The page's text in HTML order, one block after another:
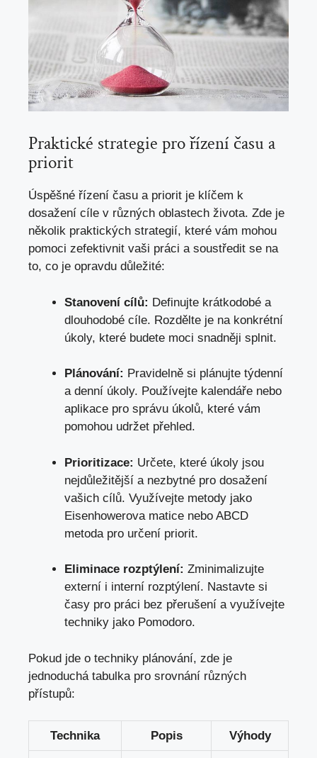
Praktické strategie pro řízení času a
priorit
Úspěšné řízení času a priorit je klíčem ​k
dosažení cíle v různých‌ oblastech života. Zde je
několik praktických strategií, které‍ vám mohou
pomoci zefektivnit vaši práci a soustředit ⁤se na
to,⁣ co je opravdu důležité:
Stanovení cílů: Definujte krátkodobé a
dlouhodobé cíle. Rozdělte je na konkrétní
úkoly, které budete moci snadněji splnit.
Plánování: Pravidelně si plánujte týdenní
a denní úkoly. Používejte kalendáře nebo
aplikace pro správu úkolů, které vám
pomohou udržet přehled.
Prioritizace: Určete, které úkoly jsou
nejdůležitější⁤ a nezbytné pro dosažení
vašich cílů. Využívejte metody jako
Eisenhowerova matice ‍nebo ABCD
metoda pro určení priorit.
Eliminace rozptýlení: Zminimalizujte
externí i interní rozptýlení. Nastavte si
časy pro práci bez přerušení a využívejte
techniky jako Pomodoro.
Pokud jde o techniky plánování, zde je
⁢jednoduchá tabulka pro srovnání různých
přístupů:
Technika Popis Výhody